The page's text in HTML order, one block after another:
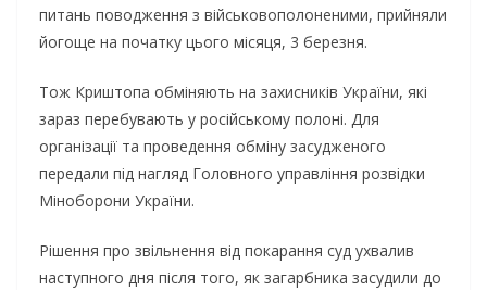
питань поводження з військовополоненими, прийняли
йогоще на початку цього місяця, 3 березня.
Тож Криштопа обміняють на захисників України, які
зараз перебувають у російському полоні. Для
організації та проведення обміну засудженого
передали під нагляд Головного управління розвідки
Міноборони України.
Рішення про звільнення від покарання суд ухвалив
наступного дня після того, як загарбника засудили до